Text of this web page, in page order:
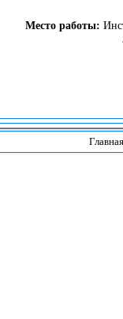
Место работы:
Главная